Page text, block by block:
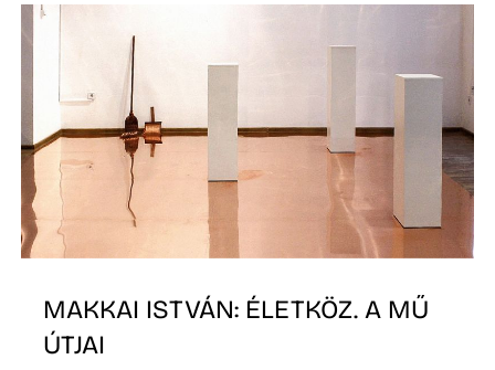
MAKKAI ISTVÁN: ÉLETKÖZ. A MŰ
ÚTJAI